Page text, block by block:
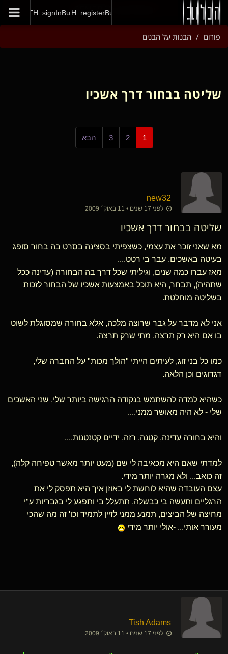
GENERAL::joinNow
AUTH::registerButton
AUTH::signInButton
פורום הבנות על הבנים
שליטה בבחור דרך אשכיו
1
2
3 הבא
new32
לפני 17 שנים • 11 באוק׳ 2009
שליטה בבחור דרך אשכיו
מא שאני זוכר את עצמי, כשצפיתי בסצינה בסרט בה בחור סופג
בעיטה באשכים, עבר בי רטט....
מאז עברו כמה שנים, וגיליתי שכל דרך בה הבחורה (עדינה ככל
שתהיה), תבחר, היא תוכל באמצעות אשכיו של הבחור לזכות
בשליטה מוחלטת.
אני לא מדבר על גבר שרוצה מלכה, אלא בחורה שמסוגלת לשוט
בו אם היא רק תרצה, מתי שרק תרצה.
כמו כל בני זוג, לעיתים הייתי "הולך מכות" על החברה שלי,
דגדוגים וכן הלאה.
כשהיא למדה להשתמש בנקודה הרגישה ביותר שלי, שני האשכים
שלי - לא היה מאושר ממני....
והיא בחורה עדינה, קטנה, רזה, ידיים קטנטנות....
למדתי שאם היא מכאיבה לי שם (מעט יותר מאשר טפיחה קלה),
זה כואב... ולא מגרה יותר מידי.
עצם העובדה שהיא לוחשת לי באוזן איך היא תפסק לי את
הרגליים ותעשה בי כבשלה, תתעלל בי ותפגע לי בגבריות ע"י
מחיצה של הביצים, תמנע ממני לזיין לתמיד וכו' זה מה שהכי
מעורר אותי... -אולי יותר מידי
Tish Adams
לפני 17 שנים • 11 באוק׳ 2009